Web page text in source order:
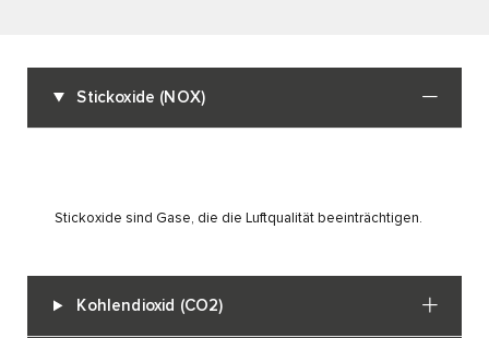
Stickoxide (NOX)
Stickoxide sind Gase, die die Luftqualität beeinträchtigen.
Kohlendioxid (CO2)